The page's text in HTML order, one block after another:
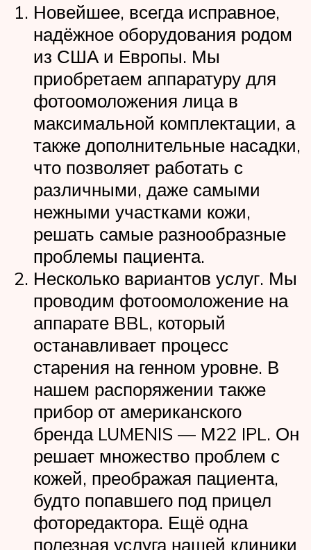
Новейшее, всегда исправное,
надёжное оборудования родом
из США и Европы. Мы
приобретаем аппаратуру для
фотоомоложения лица в
максимальной комплектации, а
также дополнительные насадки,
что позволяет работать с
различными, даже самыми
нежными участками кожи,
решать самые разнообразные
проблемы пациента.
Несколько вариантов услуг. Мы
проводим фотоомоложение на
аппарате BBL, который
останавливает процесс
старения на генном уровне. В
нашем распоряжении также
прибор от американского
бренда LUMENIS — М22 IPL. Он
решает множество проблем с
кожей, преображая пациента,
будто попавшего под прицел
фоторедактора. Ещё одна
полезная услуга нашей клиники